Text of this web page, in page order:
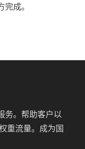
成。
务。帮助客户以
重流量。成为国